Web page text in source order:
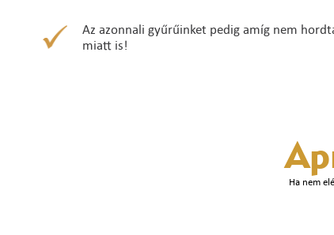
Az azonnali gyűrűinket pedig amíg nem
miatt is!
Ha nem